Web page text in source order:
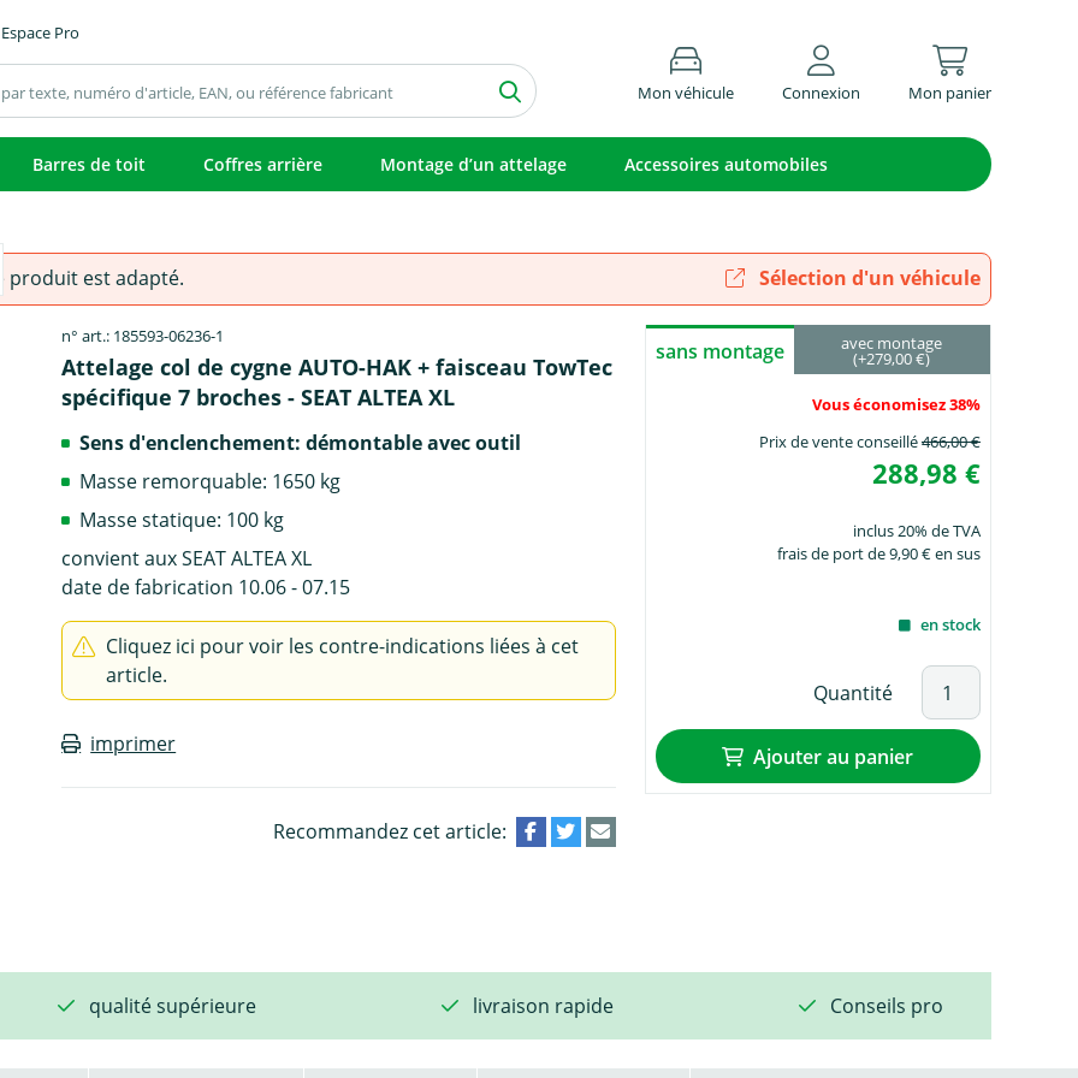
Espace Pro
Mon véhicule Connexion Mon panier
Barres de toit Coffres arrière Montage d’un attelage Accessoires automobiles
produit est adapté. Sélection d'un véhicule
n° art.: 185593-06236-1
Attelage col de cygne AUTO-HAK + faisceau TowTec
spécifique 7 broches - SEAT ALTEA XL
Sens d'enclenchement: démontable avec outil
Masse remorquable: 1650 kg
Masse statique: 100 kg
convient aux SEAT ALTEA XL
date de fabrication 10.06 - 07.15
Cliquez ici pour voir les contre-indications liées à cet
article.
imprimer
Recommandez cet article:
sans montage avec montage
(+279,00 €)
Vous économisez 38%
Prix de vente conseillé466,00 €
288,98 €
inclus 20% de TVA
frais de port de 9,90 € en sus
en stock
Quantité
Ajouter au panier
qualité supérieure livraison rapide Conseils pro